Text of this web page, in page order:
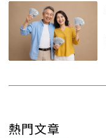
熱門文章